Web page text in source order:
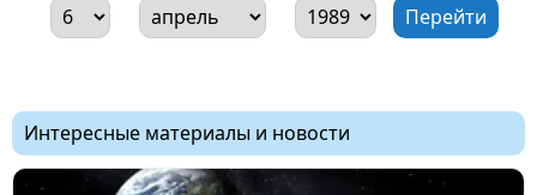
Интересные материалы и новости